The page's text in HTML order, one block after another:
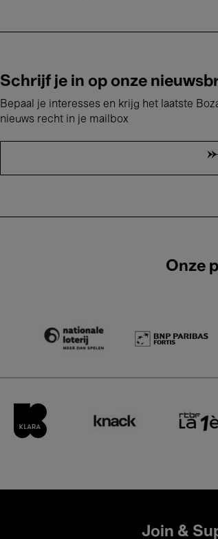
Schrijf je in op onze
Bepaal je interesses en krijg het laatste
nieuws recht in je mailbox
Onze
Join &